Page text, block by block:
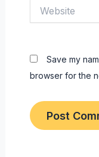
Save my
browser for the